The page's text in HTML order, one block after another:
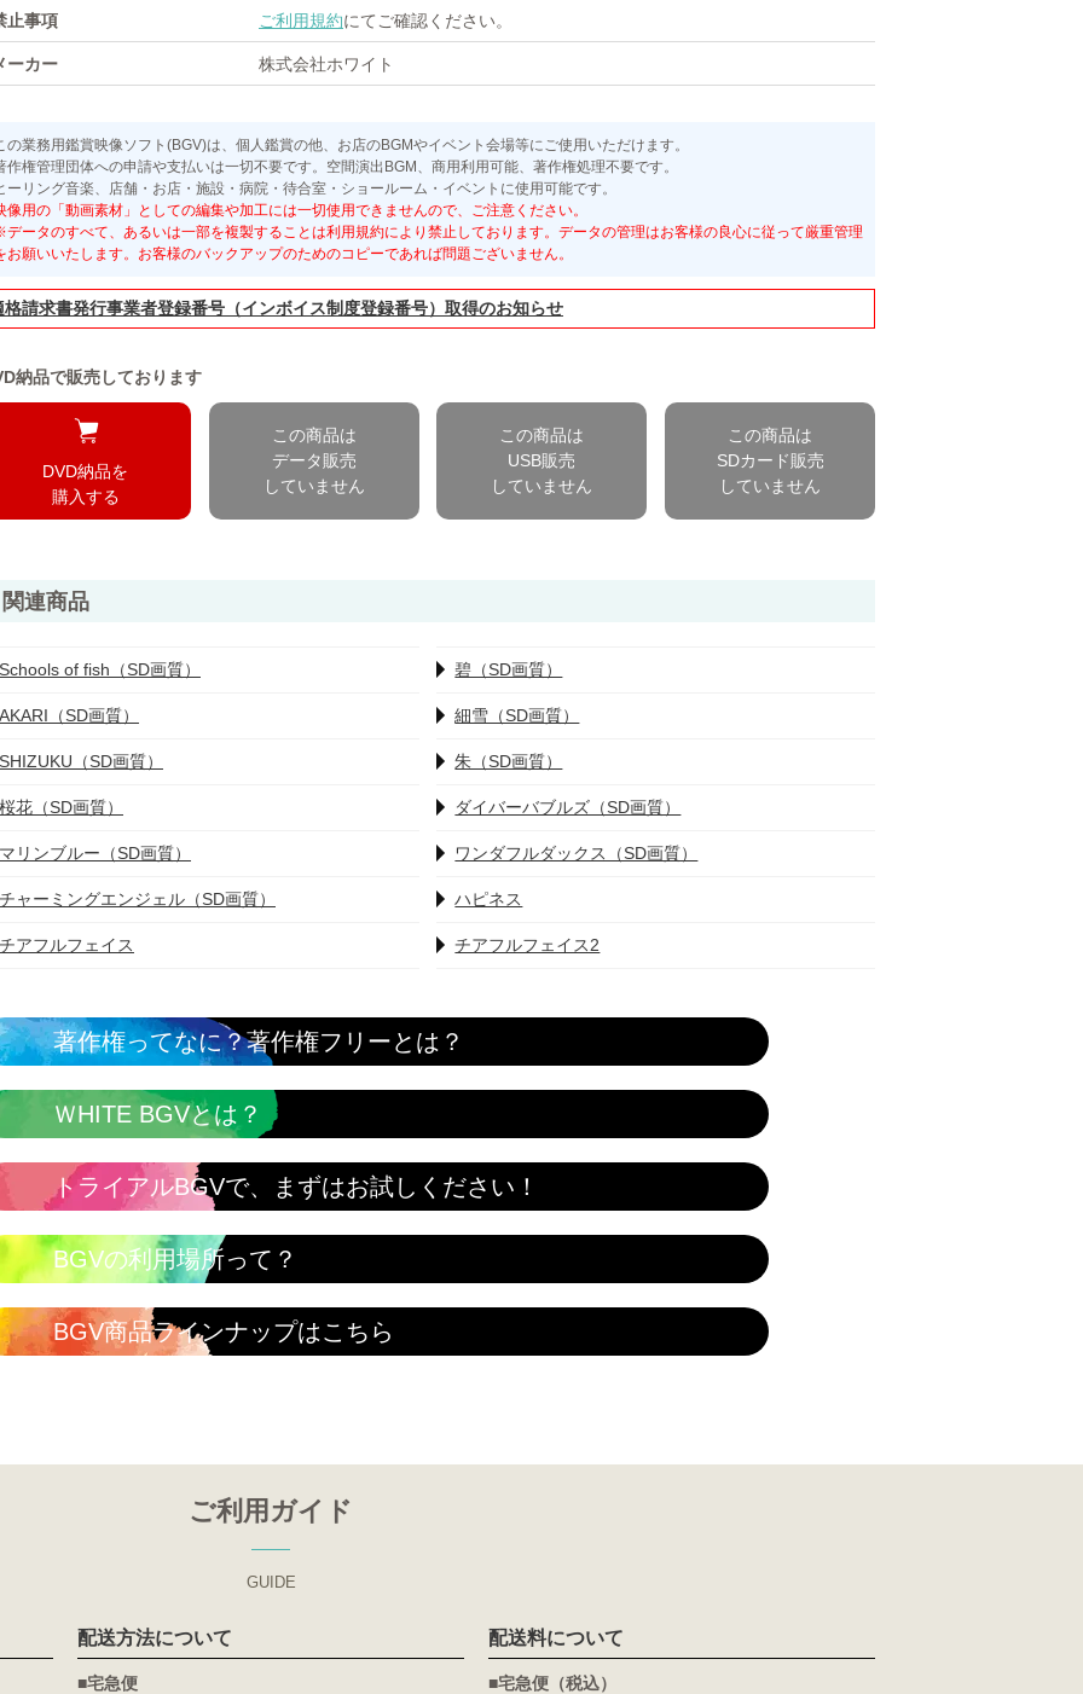
止事項 ご利用規約にてご確認ください。
ーカー 株式会社ホワイト
の業務用鑑賞映像ソフト(BGV)は、個人鑑賞の他、お店のBGMやイベント会場等にご使用いただけます。
作権管理団体への申請や支払いは一切不要です。空間演出BGM、商用利用可能、著作権処理不要です。
ーリング音楽、店舗・お店・施設・病院・待合室・ショールーム・イベントに使用可能です。
像用の「動画素材」としての編集や加工には一切使用できませんので、ご注意ください。
ータのすべて、あるいは一部を複製することは利用規約により禁止しております。データの管理はお客様の良心に従って厳重管理
お願いいたします。お客様のバックアップのためのコピーであれば問題ございません。
格請求書発行事業者登録番号（インボイス制度登録番号）取得のお知らせ
納品で販売しております
DVD納品を
購入する
この商品は
データ販売
していません
この商品は
USB販売
していません
この商品は
SDカード販売
していません
関連商品
Schools of fish（SD画質） 碧（SD画質）
AKARI（SD画質） 細雪（SD画質）
SHIZUKU（SD画質） 朱（SD画質）
桜花（SD画質） ダイバーバブルズ（SD画質）
マリンブルー（SD画質） ワンダフルダックス（SD画質）
チャーミングエンジェル（SD画質） ハピネス
チアフルフェイス チアフルフェイス2
著作権ってなに？著作権フリーとは？
ＷHITE BGVとは？
トライアルBGVで、まずはお試しください！
BGVの利用場所って？
BGV商品ラインナップはこちら
ご利用ガイド
GUIDE
配送方法について
■宅急便
配送料について
■宅急便（税込）